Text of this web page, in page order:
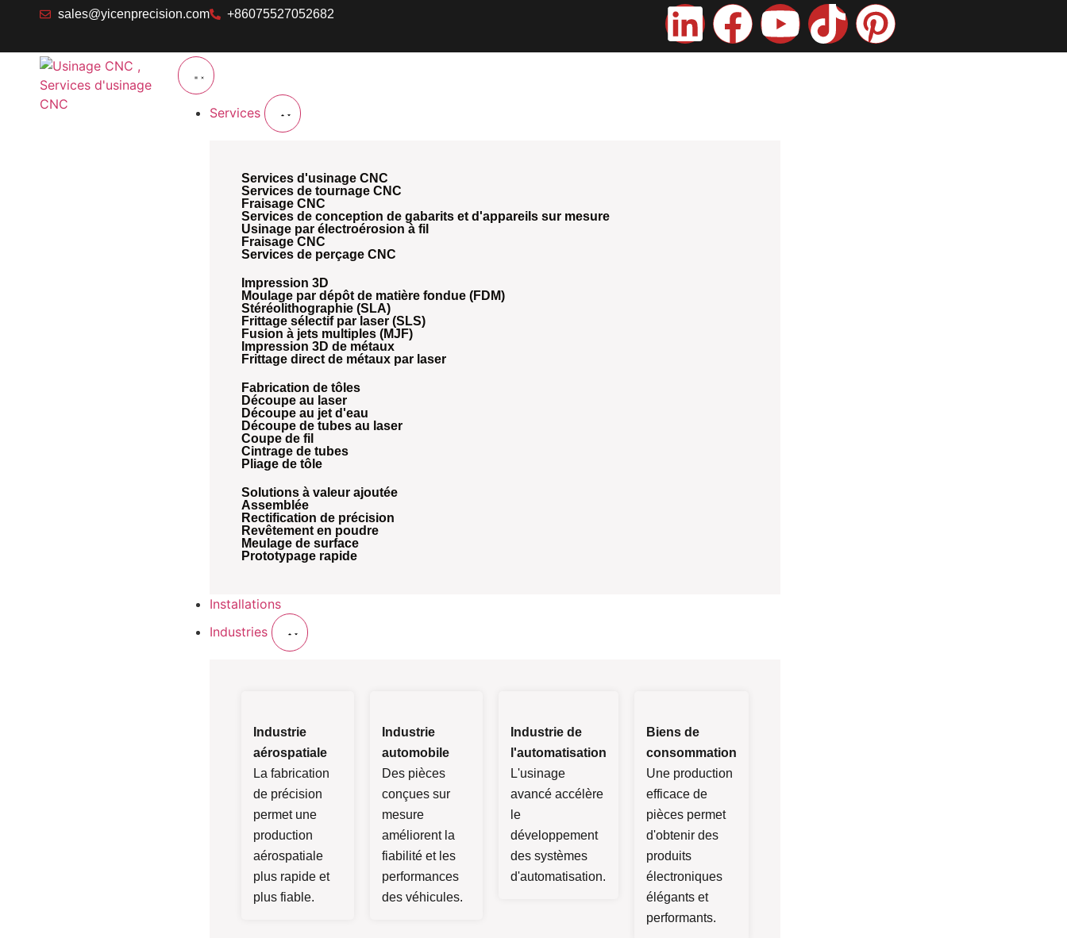
sales@yicenprecision.com +86075527052682
Services
Services d'usinage CNC
Services de tournage CNC
Fraisage CNC
Services de conception de gabarits et d'appareils sur mesure
Usinage par électroérosion à fil
Fraisage CNC
Services de perçage CNC
Impression 3D
Moulage par dépôt de matière fondue (FDM)
Stéréolithographie (SLA)
Frittage sélectif par laser (SLS)
Fusion à jets multiples (MJF)
Impression 3D de métaux
Frittage direct de métaux par laser
Fabrication de tôles
Découpe au laser
Découpe au jet d'eau
Découpe de tubes au laser
Coupe de fil
Cintrage de tubes
Pliage de tôle
Solutions à valeur ajoutée
Assemblée
Rectification de précision
Revêtement en poudre
Meulage de surface
Prototypage rapide
Installations
Industries
Industrie
aérospatiale
La fabrication
de précision
permet une
production
aérospatiale
plus rapide et
plus fiable.
Industrie
automobile
Des pièces
conçues sur
mesure
améliorent la
fiabilité et les
performances
des véhicules.
Industrie de
l'automatisation
L'usinage
avancé accélère
le
développement
des systèmes
d'automatisation.
Biens de
consommation
Une production
efficace de
pièces permet
d'obtenir des
produits
électroniques
élégants et
performants.